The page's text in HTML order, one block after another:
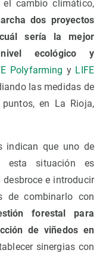
el cambio climático,
dos proyectos
sería la mejor
ecológico y
Polyfarming y LIFE
las medidas de
en La Rioja,
indican que uno de
esta situación es
desbroce e introducir
de combinarlo con
forestal para
de viñedos en
sinergias con